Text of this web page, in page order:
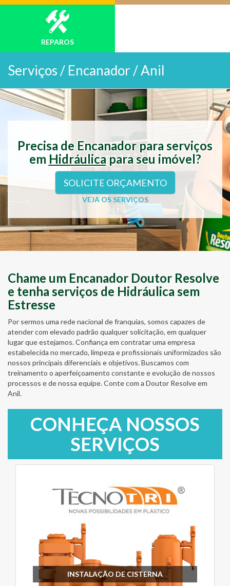
REPAROS
Serviços / Encanador / Anil
Precisa de Encanador para serviços
em Hidráulicapara seu imóvel?
SOLICITE ORÇAMENTO
VEJA OS SERVIÇOS
Chame um Encanador Doutor Resolve
e tenha serviços de Hidráulica sem
Estresse
Por sermos uma rede nacional de franquias, somos capazes de
atender com elevado padrão qualquer solicitação, em qualquer
lugar que estejamos. Confiança em contratar uma empresa
estabelecida no mercado, limpeza e profissionais uniformizados são
nossos principais diferenciais e objetivos. Buscamos com
treinamento o aperfeiçoamento constante e evolução de nossos
processos e de nossa equipe. Conte com a Doutor Resolve em
Anil.
CONHEÇA NOSSOS
SERVIÇOS
INSTALAÇÃO DE CISTERNA